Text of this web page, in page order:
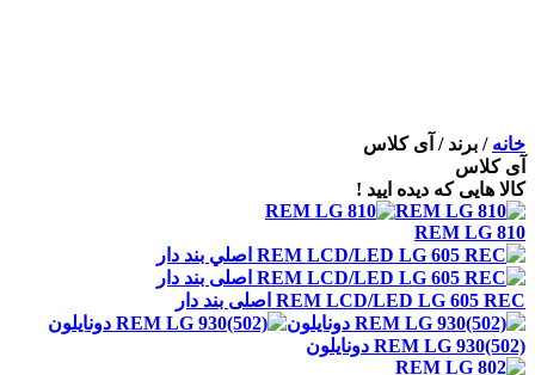
خانه / برند / آی کلاس
آی کلاس
کالا هایی که دیده ایید !
REM LG 810
REM LCD/LED LG 605 REC اصلی بند دار
REM LG 930(502) دونايلون